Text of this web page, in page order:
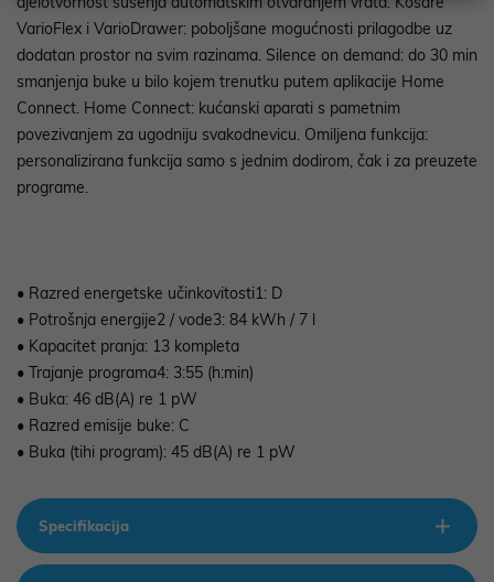
VarioFlex i VarioDrawer: poboljšane mogućnosti prilagodbe uz
dodatan prostor na svim razinama. Silence on demand: do 30 min
smanjenja buke u bilo kojem trenutku putem aplikacije Home
Connect. Home Connect: kućanski aparati s pametnim
povezivanjem za ugodniju svakodnevicu. Omiljena funkcija:
personalizirana funkcija samo s jednim dodirom, čak i za preuzete
programe.
• Razred energetske učinkovitosti1: D
• Potrošnja energije2 / vode3: 84 kWh / 7 l
• Kapacitet pranja: 13 kompleta
• Trajanje programa4: 3:55 (h:min)
• Buka: 46 dB(A) re 1 pW
• Razred emisije buke: C
• Buka (tihi program): 45 dB(A) re 1 pW
Specifikacija